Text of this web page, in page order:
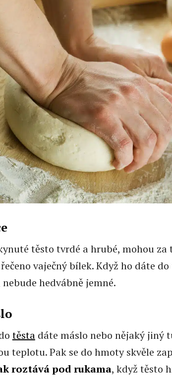
těsto tvrdé a hrubé, mohou za
vaječný bílek. Když ho dáte
hedvábně jemné.
těstadáte máslo nebo nějaký jiný
teplotu. Pak se do hmoty skvěle
roztává pod rukama, když těsto